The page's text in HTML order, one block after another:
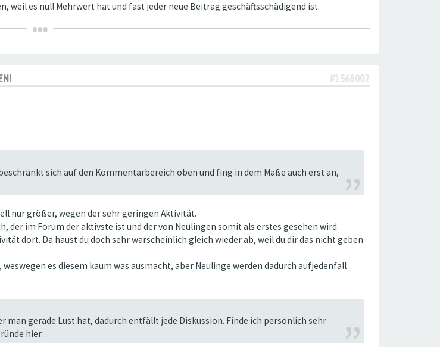
weil es null Mehrwert hat und fast jeder neue Beitrag geschäftsschädigend ist.
#1568002
sich auf den Kommentarbereich oben und fing in dem Maße auch erst an,
nur größer, wegen der sehr geringen Aktivität.
der im Forum der aktivste ist und der von Neulingen somit als erstes gesehen wird.
dort. Da haust du doch sehr warscheinlich gleich wieder ab, weil du dir das nicht geben
es diesem kaum was ausmacht, aber Neulinge werden dadurch aufjedenfall
gerade Lust hat, dadurch entfällt jede Diskussion. Finde ich persönlich sehr
hier.